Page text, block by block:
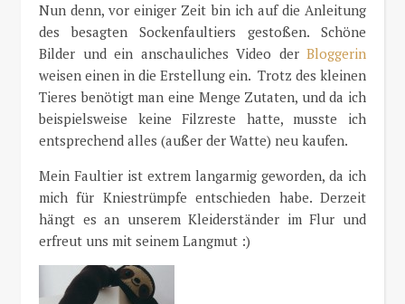
Nun denn, vor einiger Zeit bin ich auf die Anleitung
des besagten Sockenfaultiers gestoßen. Schöne
Bilder und ein anschauliches Video der Bloggerin
weisen einen in die Erstellung ein. Trotz des kleinen
Tieres benötigt man eine Menge Zutaten, und da ich
beispielsweise keine Filzreste hatte, musste ich
entsprechend alles (außer der Watte) neu kaufen.
Mein Faultier ist extrem langarmig geworden, da ich
mich für Kniestrümpfe entschieden habe. Derzeit
hängt es an unserem Kleiderständer im Flur und
erfreut uns mit seinem Langmut :)